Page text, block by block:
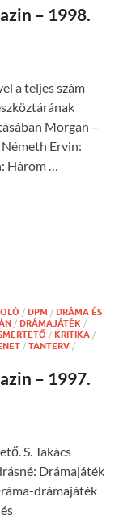
– 1998.
a teljes szám
Morgan –
Ervin:
Három …
/ DPM / DRÁMA ÉS
/ DRÁMAJÁTÉK /
/ KRITIKA /
/ TANTERV /
– 1997.
S. Takács
Drámajáték
drámajáték